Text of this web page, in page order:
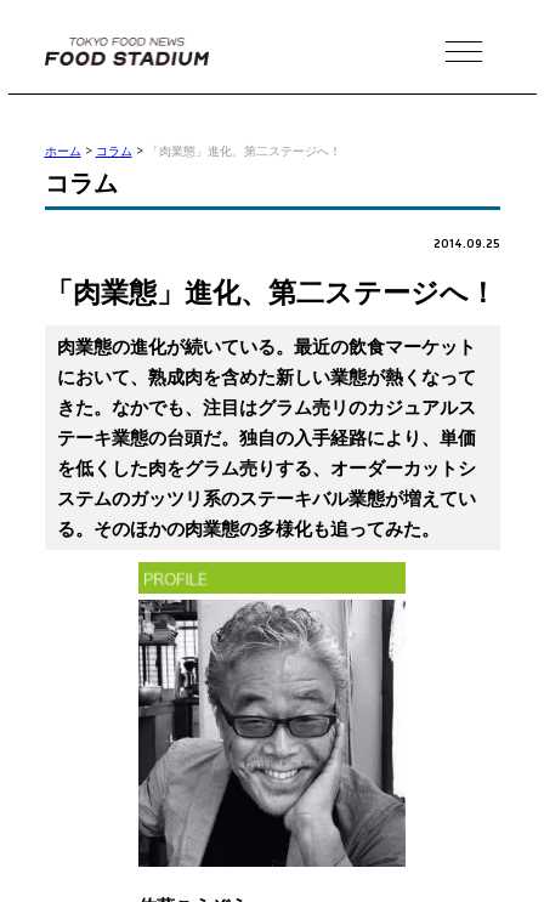
MENU
ホーム > コラム > 「肉業態」進化、第二ステージへ！
コラム
2014.09.25
「肉業態」進化、第二ステージへ！
肉業態の進化が続いている。最近の飲食マーケット
において、熟成肉を含めた新しい業態が熱くなって
きた。なかでも、注目はグラム売リのカジュアルス
テーキ業態の台頭だ。独自の入手経路により、単価
を低くした肉をグラム売りする、オーダーカットシ
ステムのガッツリ系のステーキバル業態が増えてい
る。そのほかの肉業態の多様化も追ってみた。